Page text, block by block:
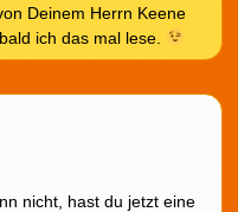
Deinem Herrn Keene
ich das mal lese.
nicht, hast du jetzt eine